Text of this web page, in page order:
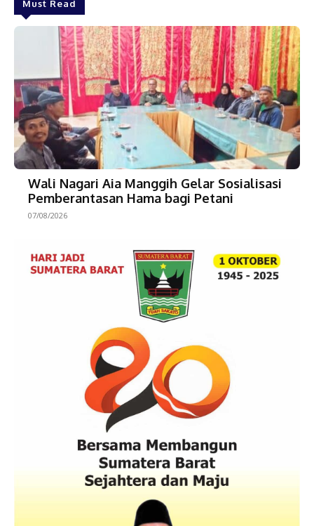
Must Read
Wali Nagari Aia Manggih Gelar Sosialisasi
Pemberantasan Hama bagi Petani
07/08/2026